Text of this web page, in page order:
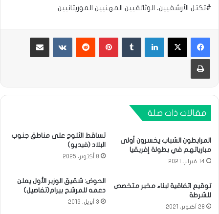
#تكتل الأرشفيين، الوثائقيين المهنيين الموريتانيين
لينكدإن بينتيريست مشاركة عبر البريد
طباعة
مقالات ذات صلة
المرابطون الشباب يخسرون أولى
مبارياتهم في بطولة إفريقيا
14 فبراير، 2021
تساقط الثلوج على مناطق جنوب
البلاد (فيديو)
8 أكتوبر، 2025
توقيع اتفاقية لبناء مخبر متخصص
للشرطة
28 أكتوبر، 2021
الحوض: شقيق الوزير الأول يعلن
دعمه للمرشح بيرام(تفاصيل)
3 أبريل، 2019